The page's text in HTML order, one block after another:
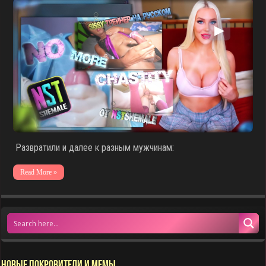
▶
Развратили и далее к разным мужчинам:
Read More »